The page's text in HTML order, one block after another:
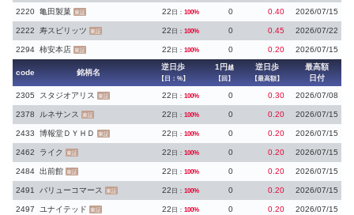
2220 亀田製菓 東証 22 日： 100% 0 0.40 2026/07/15
2222 寿スピリッツ 東証 22 日： 100% 0 0.45 2026/07/22
2294 柿安本店 東証 22 日： 100% 0 0.20 2026/07/15
code 銘柄名
逆日歩
【日：%】
1円 越
【回】
逆日歩
【最高額】
最高額
日付
2305
スタジオアリス 東証 22 日： 100% 0 0.30 2026/07/08
2378 ルネサンス 東証 22 日： 100% 0 0.20 2026/07/15
2433 博報堂ＤＹＨＤ 東証 22 日： 100% 0 0.20 2026/07/15
2462 ライク 東証 22 日： 100% 0 0.20 2026/07/15
2484 出前館 東証 22 日： 100% 0 0.20 2026/07/15
2491 バリューコマース 東証 22 日： 100% 0 0.20 2026/07/15
2497 ユナイテッド 東証 22 日： 100% 0 0.20 2026/07/15